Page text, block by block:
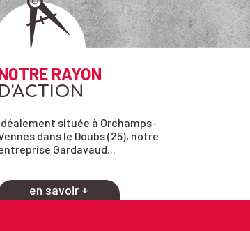
RAYON
D'ACTION
située à Orchamps-
dans le Doubs (25), notre
Gardavaud...
en savoir +